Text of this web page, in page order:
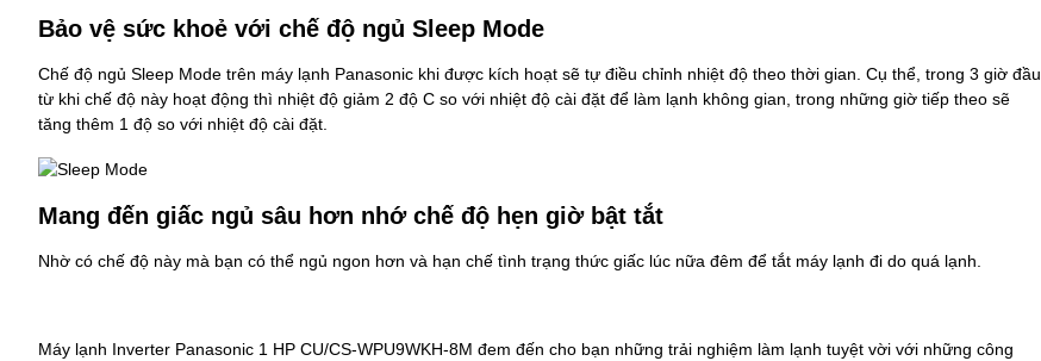
Bảo vệ sức khoẻ với chế độ ngủ Sleep Mode
Chế độ ngủ Sleep Mode trên máy lạnh Panasonic khi được kích hoạt sẽ tự điều chỉnh nhiệt độ theo thời gian. Cụ thể, trong 3 giờ đầu
từ khi chế độ này hoạt động thì nhiệt độ giảm 2 độ C so với nhiệt độ cài đặt để làm lạnh không gian, trong những giờ tiếp theo sẽ
tăng thêm 1 độ so với nhiệt độ cài đặt.
Mang đến giấc ngủ sâu hơn nhớ chế độ hẹn giờ bật tắt
Nhờ có chế độ này mà bạn có thể ngủ ngon hơn và hạn chế tình trạng thức giấc lúc nữa đêm để tắt máy lạnh đi do quá lạnh.
Máy lạnh Inverter Panasonic 1 HP CU/CS-WPU9WKH-8M đem đến cho bạn những trải nghiệm làm lạnh tuyệt vời với những công